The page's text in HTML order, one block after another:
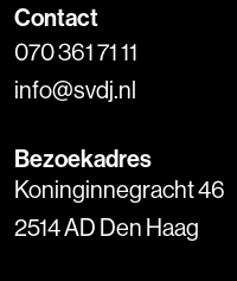
Contact
070 361 71 11
info@svdj.nl
Bezoekadres
Koninginnegracht 46
2514 AD Den Haag